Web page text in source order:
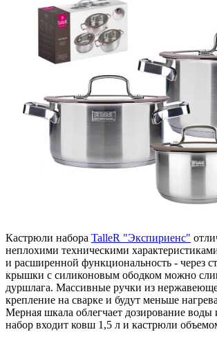
Кастрюли набора TalleR "Экспириенс"
неплохими техническими
и расширенной функциональность - через
крышки с силиконовым ободком можно
дуршлага. Массивные ручки из
крепление на сварке и будут меньше
Мерная шкала облегчает дозирование воды
набор входит ковш 1,5 л и кастрюли